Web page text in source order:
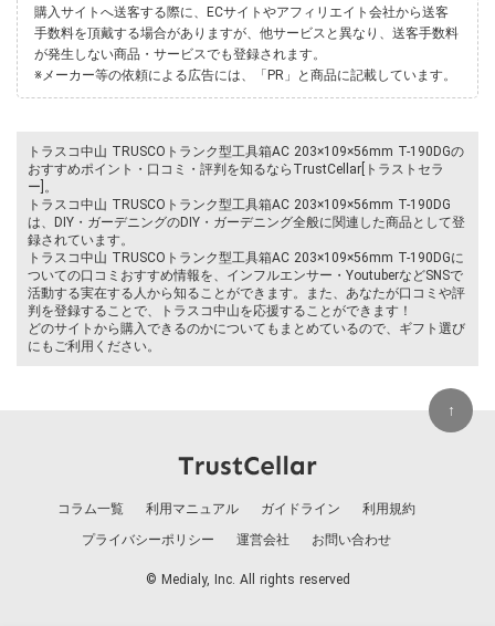
購入サイトへ送客する際に、ECサイトやアフィリエイト会社から送客
手数料を頂戴する場合がありますが、他サービスと異なり、送客手数料
が発生しない商品・サービスでも登録されます。
※メーカー等の依頼による広告には、「PR」と商品に記載しています。
トラスコ中山 TRUSCOトランク型工具箱AC 203×109×56mm T-190DGの
おすすめポイント・口コミ・評判を知るならTrustCellar[トラストセラ
ー]。
トラスコ中山 TRUSCOトランク型工具箱AC 203×109×56mm T-190DG
は、DIY・ガーデニングのDIY・ガーデニング全般に関連した商品として登
録されています。
トラスコ中山 TRUSCOトランク型工具箱AC 203×109×56mm T-190DGに
ついての口コミおすすめ情報を、インフルエンサー・YoutuberなどSNSで
活動する実在する人から知ることができます。また、あなたが口コミや評
判を登録することで、トラスコ中山を応援することができます！
どのサイトから購入できるのかについてもまとめているので、ギフト選び
にもご利用ください。
コラム一覧 利用マニュアル ガイドライン
利用規約
プライバシーポリシー
運営会社 お問い合わせ
© Medialy, Inc. All rights reserved
↑